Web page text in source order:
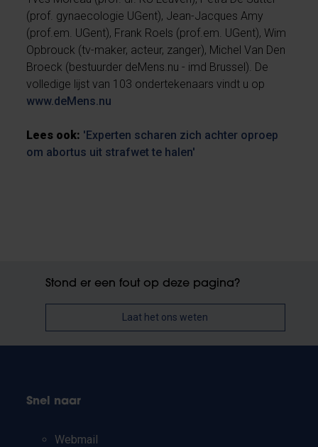
(prof. gynaecologie UGent), Jean-Jacques Amy
(prof.em. UGent), Frank Roels (prof.em. UGent), Wim
Opbrouck (tv-maker, acteur, zanger), Michel Van Den
Broeck (bestuurder deMens.nu - imd Brussel). De
volledige lijst van 103 ondertekenaars vindt u op
www.deMens.nu
Lees ook: 'Experten scharen zich achter oproep
om abortus uit strafwet te halen'
Stond er een fout op deze pagina?
Laat het ons weten
Snel naar
Webmail